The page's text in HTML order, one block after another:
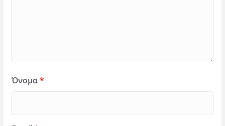
Όνομα*